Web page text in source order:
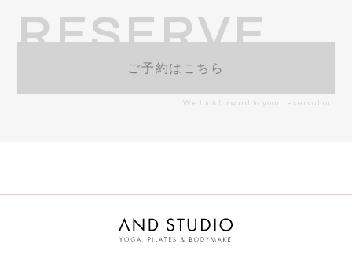
RESERVE
ご予約はこちら
We look forward to your reservation.